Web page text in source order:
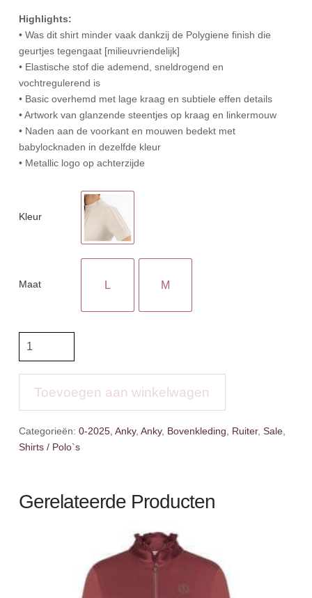
Highlights:
• Was dit shirt minder vaak dankzij de Polygiene finish die
geurtjes tegengaat [milieuvriendelijk]
• Elastische stof die ademend, sneldrogend en
vochtregulerend is
• Basic overhemd met lage kraag en subtiele effen details
• Artwork van glanzende steentjes op kraag en linkermouw
• Naden aan de voorkant en mouwen bedekt met
babylocknaden in dezelfde kleur
• Metallic logo op achterzijde
Kleur
Maat L M
aantalToevoegen aan winkelwagen
Categorieën: 0-2025, Anky, Anky, Bovenkleding, Ruiter, Sale,
Shirts / Polo`s
Gerelateerde Producten